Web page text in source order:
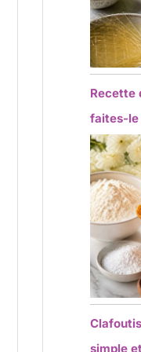
Recette
faites-le
simple